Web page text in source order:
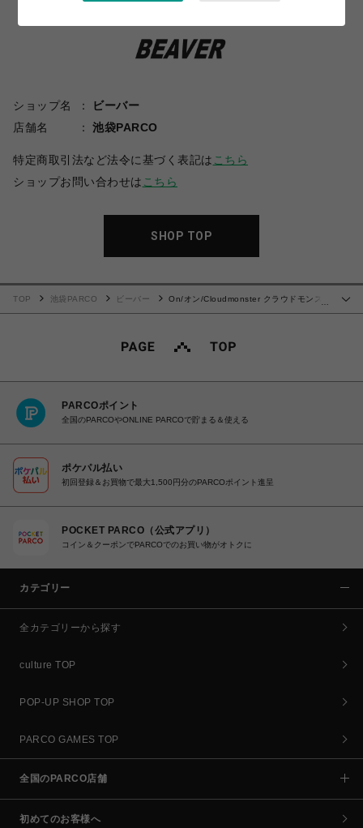
ショップ名
ビーバー
店舗名
池袋PARCO
特定商取引法など法令に基づく表記は こちら
ショップお問い合わせは こちら
SHOP TOP
TOP 池袋PARCO ビーバー
On/オン/Cloudmonster クラウドモンス
PARCOポイント
全国のPARCOやONLINE PARCOで貯まる＆使える
ポケパル払い
初回登録＆お買物で最大1,500円分のPARCOポイント進呈
POCKET PARCO（公式アプリ）
コイン＆クーポンでPARCOでのお買い物がオトクに
カテゴリー
全カテゴリーから探す
culture TOP
POP-UP SHOP TOP
PARCO GAMES TOP
全国のPARCO店舗
初めてのお客様へ